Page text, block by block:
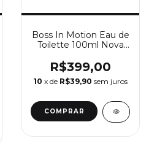
Boss In Motion Eau de
Toilette 100ml Nova
Perfume Masculino
Hugo Boss
R$399,00
10 x de R$39,90 sem juros
COMPRAR